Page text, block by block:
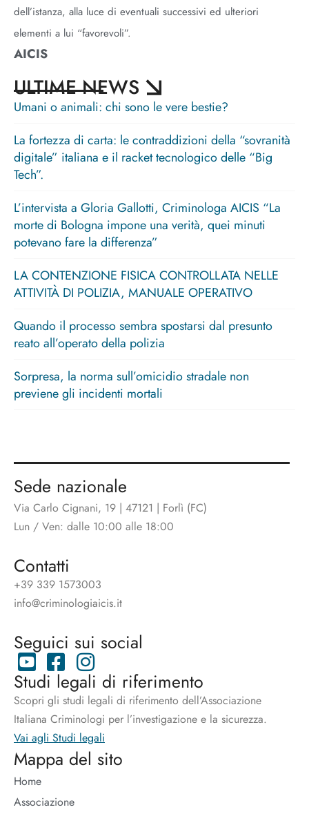
dell’istanza, alla luce di eventuali successivi ed ulteriori
elementi a lui “favorevoli”.
AICIS
ULTIME NEWS
Umani o animali: chi sono le vere bestie?
La fortezza di carta: le contraddizioni della “sovranità
digitale” italiana e il racket tecnologico delle “Big
Tech”.
L’intervista a Gloria Gallotti, Criminologa AICIS “La
morte di Bologna impone una verità, quei minuti
potevano fare la differenza”
LA CONTENZIONE FISICA CONTROLLATA NELLE
ATTIVITÀ DI POLIZIA, MANUALE OPERATIVO
Quando il processo sembra spostarsi dal presunto
reato all’operato della polizia
Sorpresa, la norma sull’omicidio stradale non
previene gli incidenti mortali
Sede nazionale
Via Carlo Cignani, 19 | 47121 | Forlì (FC)
Lun / Ven: dalle 10:00 alle 18:00
Contatti
+39 339 1573003
info@criminologiaicis.it
Seguici sui social
Studi legali di riferimento
Scopri gli studi legali di riferimento dell’Associazione
Italiana Criminologi per l’investigazione e la sicurezza.
Vai agli Studi legali
Mappa del sito
Home
Associazione